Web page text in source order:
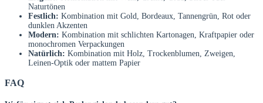
Naturtönen
Festlich: Kombination mit Gold, Bordeaux, Tannengrün, Rot oder
dunklen Akzenten
Modern: Kombination mit schlichten Kartonagen, Kraftpapier oder
monochromen Verpackungen
Natürlich: Kombination mit Holz, Trockenblumen, Zweigen,
Leinen-Optik oder mattem Papier
FAQ